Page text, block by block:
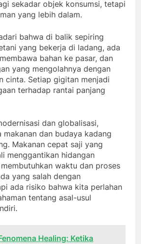
sekadar objek konsumsi, tetapi
yang lebih dalam.
bahwa di balik sepiring
yang bekerja di ladang, ada
bahan ke pasar, dan
yang mengolahnya dengan
cinta. Setiap gigitan menjadi
terhadap rantai panjang
dan globalisasi,
makanan dan budaya kadang
Makanan cepat saji yang
menggantikan hidangan
waktu dan proses
yang salah dengan
ada risiko bahwa kita perlahan
tentang asal-usul
Healing: Ketika